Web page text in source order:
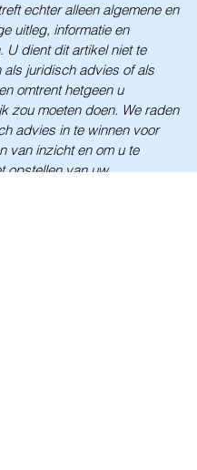
echter alleen algemene en
uitleg, informatie en
U dient dit artikel niet te
als juridisch advies of als
omtrent hetgeen u
zou moeten doen. We raden
advies in te winnen voor
van inzicht en om u te
opstellen van uw